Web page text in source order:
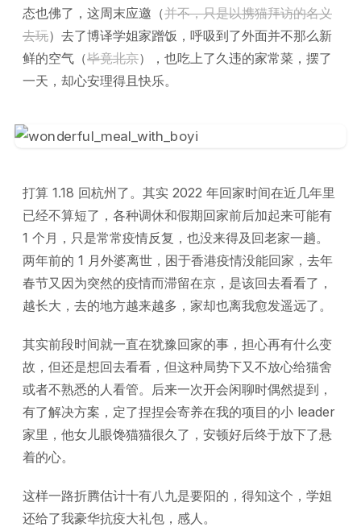
态也佛了，这周末应邀（并不，只是以携猫拜访的名义
去玩）去了博译学姐家蹭饭，呼吸到了外面并不那么新
鲜的空气（毕竟北京），也吃上了久违的家常菜，摆了
一天，却心安理得且快乐。
打算 1.18 回杭州了。其实 2022 年回家时间在近几年里
已经不算短了，各种调休和假期回家前后加起来可能有
1 个月，只是常常疫情反复，也没来得及回老家一趟。
两年前的 1 月外婆离世，困于香港疫情没能回家，去年
春节又因为突然的疫情而滞留在京，是该回去看看了，
越长大，去的地方越来越多，家却也离我愈发遥远了。
其实前段时间就一直在犹豫回家的事，担心再有什么变
故，但还是想回去看看，但这种局势下又不放心给猫舍
或者不熟悉的人看管。后来一次开会闲聊时偶然提到，
有了解决方案，定了捏捏会寄养在我的项目的小 leader
家里，他女儿眼馋猫猫很久了，安顿好后终于放下了悬
着的心。
这样一路折腾估计十有八九是要阳的，得知这个，学姐
还给了我豪华抗疫大礼包，感人。